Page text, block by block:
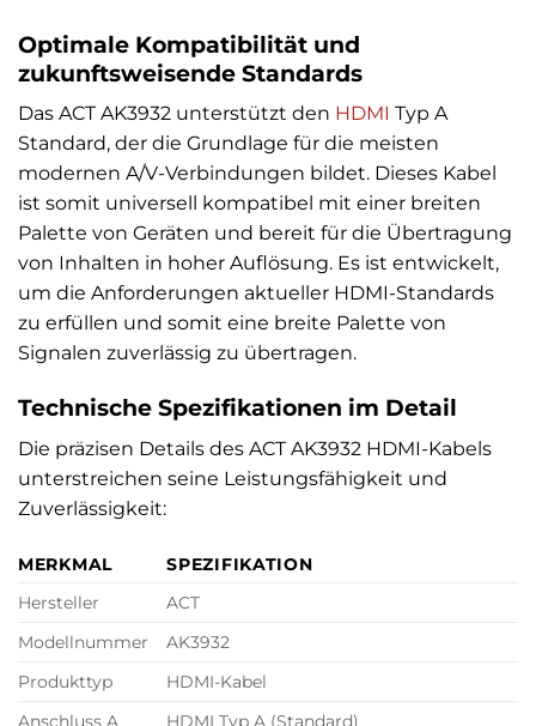
Optimale Kompatibilität und
zukunftsweisende Standards
Das ACT AK3932 unterstützt den HDMI Typ A
Standard, der die Grundlage für die meisten
modernen A/V-Verbindungen bildet. Dieses Kabel
ist somit universell kompatibel mit einer breiten
Palette von Geräten und bereit für die Übertragung
von Inhalten in hoher Auflösung. Es ist entwickelt,
um die Anforderungen aktueller HDMI-Standards
zu erfüllen und somit eine breite Palette von
Signalen zuverlässig zu übertragen.
Technische Spezifikationen im Detail
Die präzisen Details des ACT AK3932 HDMI-Kabels
unterstreichen seine Leistungsfähigkeit und
Zuverlässigkeit:
MERKMAL
SPEZIFIKATION
Hersteller
ACT
Modellnummer
AK3932
Produkttyp
HDMI-Kabel
Anschluss A
HDMI Typ A (Standard)